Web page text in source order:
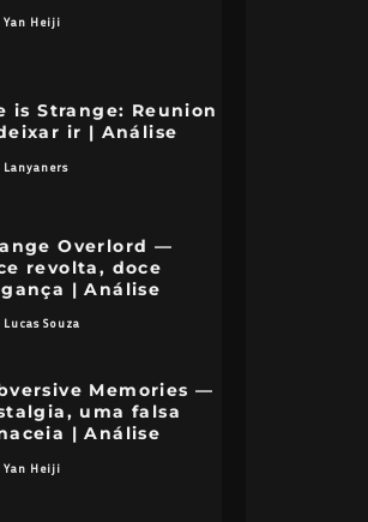
Yan Heiji
is Strange: Reunion
ir | Análise
Lanyaners
Overlord —
revolta, doce
| Análise
Lucas Souza
Memories —
uma falsa
| Análise
Yan Heiji